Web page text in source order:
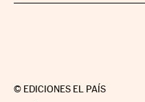
© EDICIONES EL PAÍS